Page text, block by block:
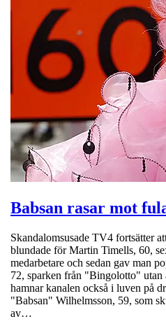
Babsan rasar mot
Skandalomsusade TV4 fortsätter
blundade för Martin Timells, 60,
medarbetare och sedan gav man
72, sparken från "Bingolotto"
hamnar kanalen också i luven på
"Babsan" Wilhelmsson, 59, som
av…